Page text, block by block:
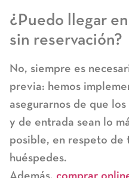
¿Puedo llegar
sin reservación?
No, siempre es
previa: hemos
asegurarnos de que
y de entrada sean lo
posible, en respeto de
huéspedes.
Además, comprar